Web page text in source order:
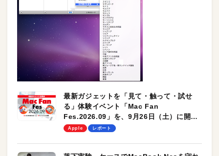
最新ガジェットを「見て・触って・試せ
る」体験イベント「Mac Fan
Fes.2026.09」を、9月26日（土）に開催
します！
Apple レポート